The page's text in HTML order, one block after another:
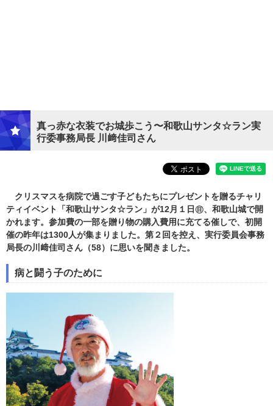
真っ赤な衣装でお城歩こう〜和歌山サンタ☆ラン実
行委事務局長 川﨑佳司さん
クリスマスを病院で過ごす子どもたちにプレゼントを贈るチャリ
ティイベント「和歌山サンタ☆ラン」が12月１日㊐、和歌山城で開
かれます。参加費の一部を贈り物の購入費用に充てる催しで、初開
催の昨年は1300人が集まりました。第２回を控え、実行委員会事務
局長の川﨑佳司さん（58）に思いを聞きました。
病と闘う子のために